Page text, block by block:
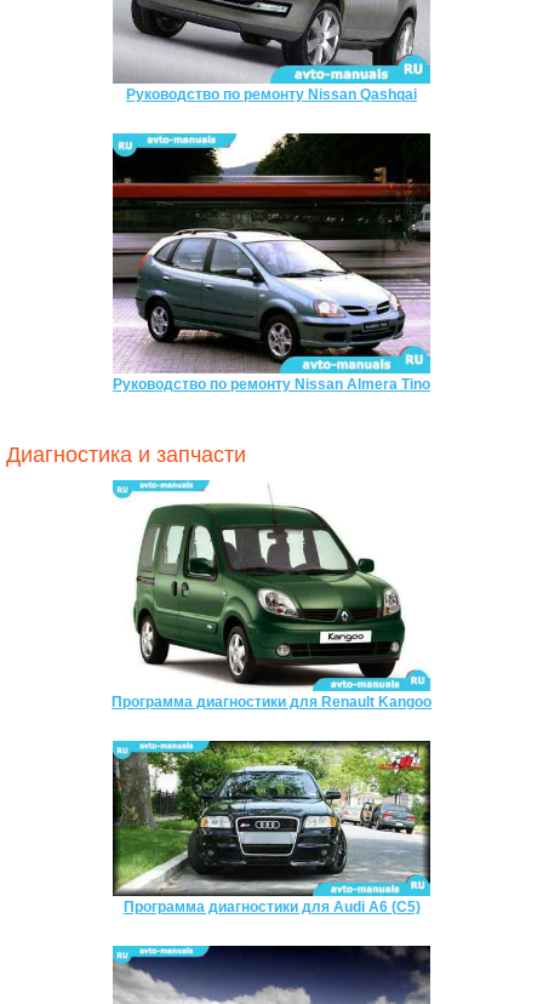
Руководство по ремонту Nissan Qashqai
Руководство по ремонту Nissan Almera Tino
Диагностика и запчасти
Программа диагностики для Renault Kangoo
Программа диагностики для Audi A6 (C5)